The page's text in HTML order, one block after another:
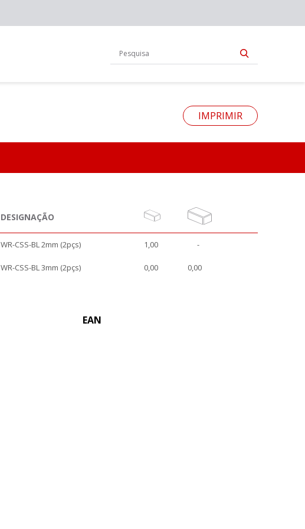
IMPRIMIR
DESIGNAÇÃO
WR-CSS-BL 2mm (2pçs) 1,00 -
WR-CSS-BL 3mm (2pçs) 0,00 0,00
EAN